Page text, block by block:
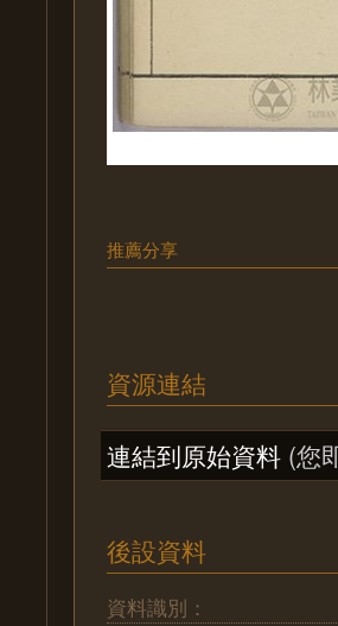
推薦分享
資源連結
連結到原始資料 (您
後設資料
資料識別：